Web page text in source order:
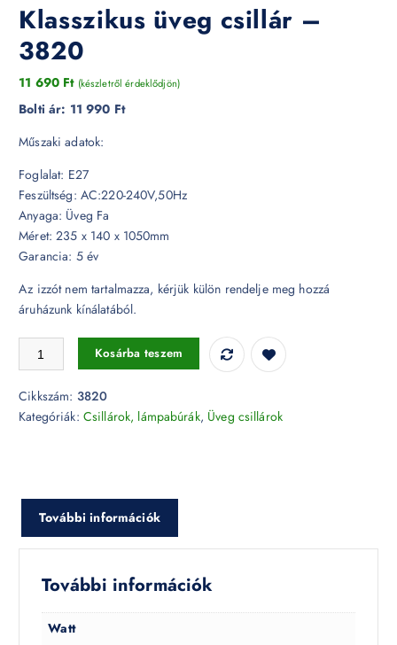
Klasszikus üveg csillár –
3820
11 690 Ft (készletről érdeklődjön)
Bolti ár: 11 990 Ft
Műszaki adatok:
Foglalat: E27
Feszültség: AC:220-240V,50Hz
Anyaga: Üveg Fa
Méret: 235 x 140 x 1050mm
Garancia: 5 év
Az izzót nem tartalmazza, kérjük külön rendelje meg hozzá
áruházunk kínálatából.
Klasszikus üveg csillár - 3820 mennyiség
Kosárba teszem
Cikkszám: 3820
Kategóriák: Csillárok, lámpabúrák, Üveg csillárok
További információk
További információk
Watt